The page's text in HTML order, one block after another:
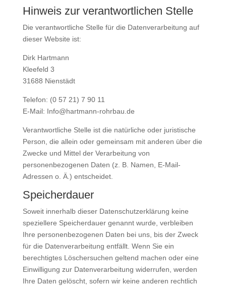
Hinweis zur verantwortlichen Stelle
Die verantwortliche Stelle für die Datenverarbeitung auf
dieser Website ist:
Dirk Hartmann
Kleefeld 3
31688 Nienstädt
Telefon: (0 57 21) 7 90 11
E-Mail: Info@hartmann-rohrbau.de
Verantwortliche Stelle ist die natürliche oder juristische
Person, die allein oder gemeinsam mit anderen über die
Zwecke und Mittel der Verarbeitung von
personenbezogenen Daten (z. B. Namen, E-Mail-
Adressen o. Ä.) entscheidet.
Speicherdauer
Soweit innerhalb dieser Datenschutzerklärung keine
speziellere Speicherdauer genannt wurde, verbleiben
Ihre personenbezogenen Daten bei uns, bis der Zweck
für die Datenverarbeitung entfällt. Wenn Sie ein
berechtigtes Löschersuchen geltend machen oder eine
Einwilligung zur Datenverarbeitung widerrufen, werden
Ihre Daten gelöscht, sofern wir keine anderen rechtlich